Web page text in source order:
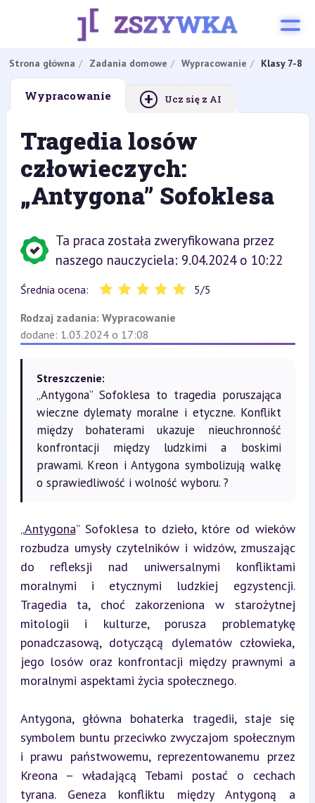
Strona główna Zadania domowe Wypracowanie Klasy 7-8
Wypracowanie + Ucz się z AI
Tragedia losów
człowieczych:
„Antygona” Sofoklesa
Ta praca została zweryfikowana przez
naszego nauczyciela: 9.04.2024 o 10:22
Średnia ocena: 5/5
Rodzaj zadania: Wypracowanie
dodane: 1.03.2024 o 17:08
Streszczenie:
„Antygona” Sofoklesa to tragedia poruszająca
wieczne dylematy moralne i etyczne. Konflikt
między bohaterami ukazuje nieuchronność
konfrontacji między ludzkimi a boskimi
prawami. Kreon i Antygona symbolizują walkę
o sprawiedliwość i wolność wyboru. ?
„Antygona” Sofoklesa to dzieło, które od wieków
rozbudza umysły czytelników i widzów, zmuszając
do refleksji nad uniwersalnymi konfliktami
moralnymi i etycznymi ludzkiej egzystencji.
Tragedia ta, choć zakorzeniona w starożytnej
mitologii i kulturze, porusza problematykę
ponadczasową, dotyczącą dylematów człowieka,
jego losów oraz konfrontacji między prawnymi a
moralnymi aspektami życia społecznego.
Antygona, główna bohaterka tragedii, staje się
symbolem buntu przeciwko zwyczajom społecznym
i prawu państwowemu, reprezentowanemu przez
Kreona – władającą Tebami postać o cechach
tyrana. Geneza konfliktu między Antygoną a